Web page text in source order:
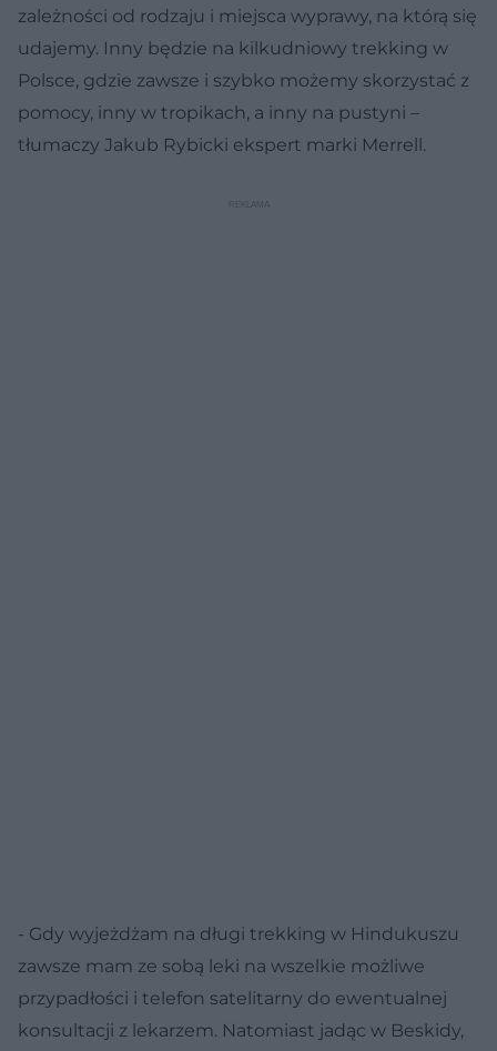
zależności od rodzaju i miejsca wyprawy, na którą się
udajemy. Inny będzie na kilkudniowy trekking w
Polsce, gdzie zawsze i szybko możemy skorzystać z
pomocy, inny w tropikach, a inny na pustyni –
tłumaczy Jakub Rybicki ekspert marki Merrell.
- Gdy wyjeżdżam na długi trekking w Hindukuszu
zawsze mam ze sobą leki na wszelkie możliwe
przypadłości i telefon satelitarny do ewentualnej
konsultacji z lekarzem. Natomiast jadąc w Beskidy,